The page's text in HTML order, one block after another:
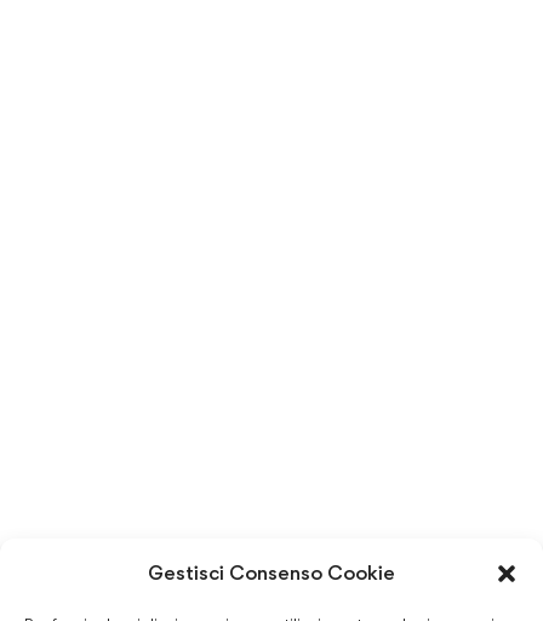
Gestisci Consenso Cookie